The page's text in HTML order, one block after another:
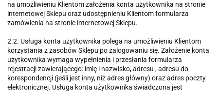
na umożliwieniu Klientom założenia konta użytkownika na stronie
internetowej Sklepu oraz udostępnieniu Klientom formularza
zamówienia na stronie internetowej Sklepu.
2.2. Usługa konta użytkownika polega na umożliwieniu Klientom
korzystania z zasobów Sklepu po zalogowaniu się. Założenie konta
użytkownika wymaga wypełnienia i przesłania formularza
rejestracji zawierającego: imię i nazwisko, adresu , adresu do
korespondencji (jeśli jest inny, niż adres główny) oraz adres poczty
elektronicznej. Usługa konta użytkownika świadczona jest